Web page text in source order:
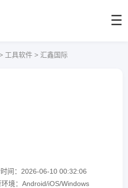
☰
工具软件 > 汇鑫国际
间：2026-06-10 00:32:06
环境：Android/iOS/Windows